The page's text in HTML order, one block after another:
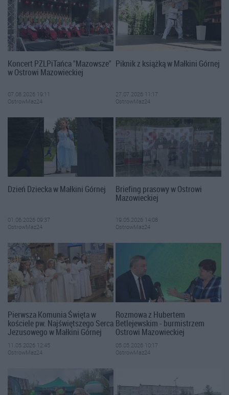
Koncert PZLPiTańca "Mazowsze"
w Ostrowi Mazowieckiej
07.08.2026 19:11
OstrowMaz24
Piknik z książką w Małkini Górnej
27.07.2026 11:17
OstrowMaz24
Dzień Dziecka w Małkini Górnej
01.06.2026 09:37
OstrowMaz24
Briefing prasowy w Ostrowi
Mazowieckiej
19.05.2026 14:08
OstrowMaz24
Pierwsza Komunia Święta w
kościele pw. Najświętszego Serca
Jezusowego w Małkini Górnej
11.05.2026 12:45
OstrowMaz24
Rozmowa z Hubertem
Betlejewskim - burmistrzem
Ostrowi Mazowieckiej
05.05.2026 10:17
OstrowMaz24